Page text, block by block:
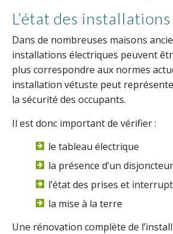
L’état des
Dans de nombreuses maisons
installations électriques peuvent
plus correspondre aux normes
installation vétuste peut
la sécurité des occupants.
Il est donc important de vérifier :
le tableau électrique
la présence d’un
l’état des prises et
la mise à la terre
Une rénovation complète de